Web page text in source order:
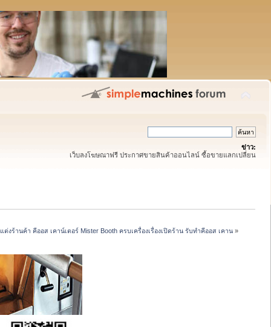
ข่าว:
เว็บลงโฆษณาฟรี ประกาศขายสินค้าออนไลน์ ซื้อขายแลกเปลี่ยน
ร้านค้า คีออส เคาน์เตอร์ Mister Booth ครบเครื่องเรื่องเปิดร้าน รับทำคีออส เคาน »